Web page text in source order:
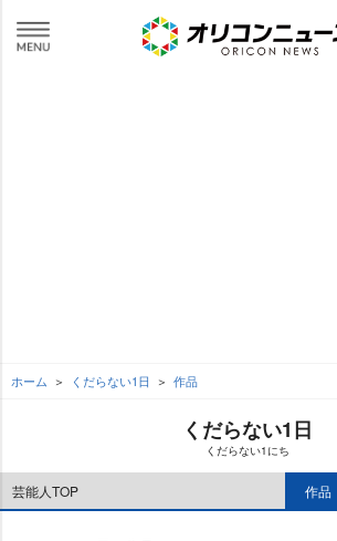
ホーム くだらない1日 作品
くだらない1日
くだらない1にち
芸能人TOP 作品